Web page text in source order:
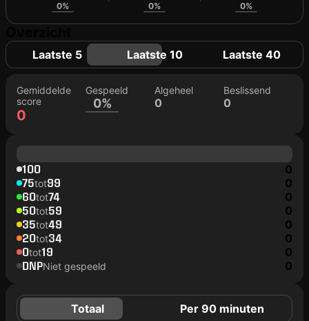
0% 0% 0%
Laatste 5 Laatste 10 Laatste 40
Gemiddelde
score
0
Gespeeld
0%
Algeheel
0
Beslissend
0
100 0
75tot99 0
60tot74 0
50tot59 0
35tot49 0
20tot34 0
0tot19 0
DNPNiet gespeeld 0
Totaal Per 90 minuten